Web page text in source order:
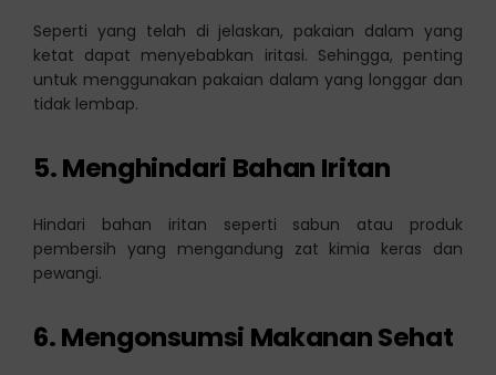
Seperti yang telah di jelaskan, pakaian dalam yang
ketat dapat menyebabkan iritasi. Sehingga, penting
untuk menggunakan pakaian dalam yang longgar dan
tidak lembap.
5. Menghindari Bahan Iritan
Hindari bahan iritan seperti sabun atau produk
pembersih yang mengandung zat kimia keras dan
pewangi.
6. Mengonsumsi Makanan Sehat